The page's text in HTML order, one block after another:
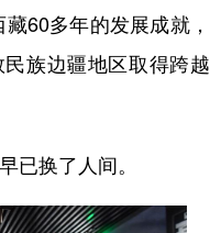
60多年的发展成就，
族边疆地区取得跨越
换了人间。